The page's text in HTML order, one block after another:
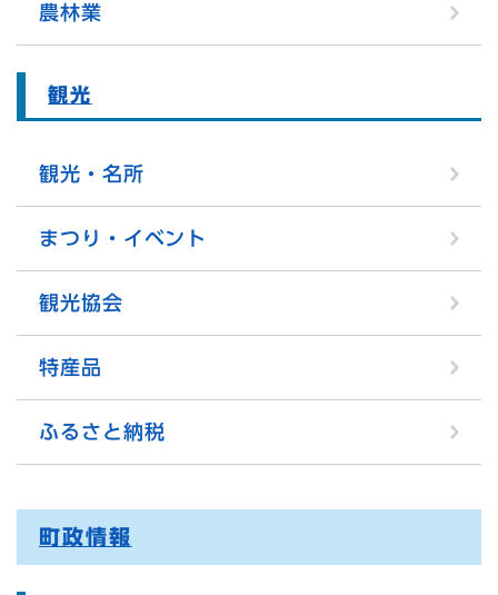
農林業
観光
観光・名所
まつり・イベント
観光協会
特産品
ふるさと納税
町政情報